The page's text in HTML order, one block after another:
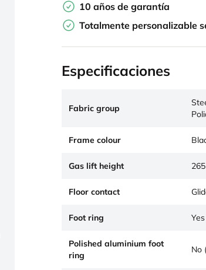
10 años de garantía
Totalmente personalizable
Especificaciones
Fabric group
Frame colour
Gas lift height
Floor contact
Foot ring
Polished aluminium foot
ring
No